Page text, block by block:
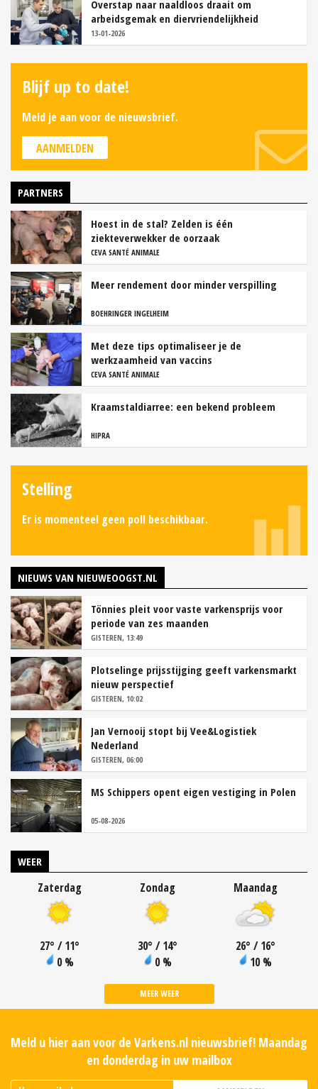
Overstap naar naaldloos draait om
arbeidsgemak en diervriendelijkheid
13-01-2026
Blijf up to date!
Meld je aan voor de nieuwsbrief.
AANMELDEN
PARTNERS
Hoest in de stal? Zelden is één
ziekteverwekker de oorzaak
CEVA SANTÉ ANIMALE
Meer rendement door minder verspilling
BOEHRINGER INGELHEIM
Met deze tips optimaliseer je de
werkzaamheid van vaccins
CEVA SANTÉ ANIMALE
Kraamstaldiarree: een bekend probleem
HIPRA
Stelling
Er is momenteel geen poll beschikbaar.
NIEUWS VAN NIEUWEOOGST.NL
Tönnies pleit voor vaste varkensprijs voor
periode van zes maanden
GISTEREN, 13:49
Plotselinge prijsstijging geeft varkensmarkt
nieuw perspectief
GISTEREN, 10:02
Jan Vernooij stopt bij Vee&Logistiek
Nederland
GISTEREN, 06:00
MS Schippers opent eigen vestiging in Polen
05-08-2026
WEER
Zaterdag
27° / 11°
0 %
Zondag
30° / 14°
0 %
Maandag
26° / 16°
10 %
MEER WEER
Meld u hier aan voor de Varkens.nl nieuwsbrief! Maandag
en donderdag in uw mailbox